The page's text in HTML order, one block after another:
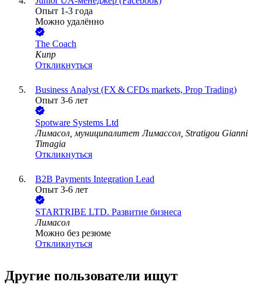
Опыт 1-3 года
Можно удалённо
The Coach
Кипр
Откликнуться
Business Analyst (FX & CFDs markets, Prop Trading)
Опыт 3-6 лет
Spotware Systems Ltd
Лимасол, муниципалитет Лимассол, Stratigou Gianni
Timagia
Откликнуться
B2B Payments Integration Lead
Опыт 3-6 лет
STARTRIBE LTD. Развитие бизнеса
Лимасол
Можно без резюме
Откликнуться
Другие пользователи ищут